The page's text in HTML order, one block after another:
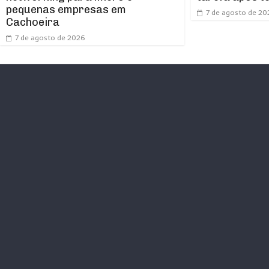
pequenas empresas em
Cachoeira
7 de agosto de 2026
7 de agosto de